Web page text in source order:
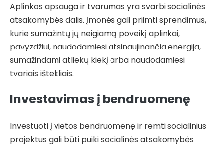
Aplinkos apsauga ir tvarumas yra svarbi socialinės
atsakomybės dalis. Įmonės gali priimti sprendimus,
kurie sumažintų jų neigiamą poveikį aplinkai,
pavyzdžiui, naudodamiesi atsinaujinančia energija,
sumažindami atliekų kiekį arba naudodamiesi
tvariais ištekliais.
Investavimas į bendruomenę
Investuoti į vietos bendruomenę ir remti socialinius
projektus gali būti puiki socialinės atsakomybės